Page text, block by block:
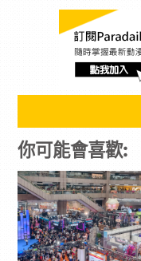
你可能會喜歡: